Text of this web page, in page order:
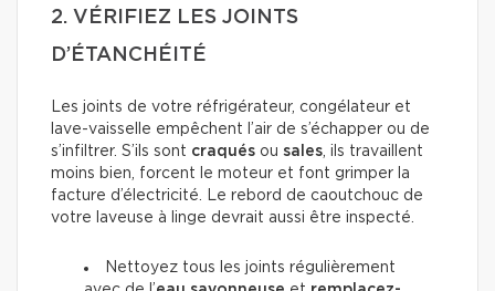
2. VÉRIFIEZ LES JOINTS
D’ÉTANCHÉITÉ
Les joints de votre réfrigérateur, congélateur et
lave-vaisselle empêchent l’air de s’échapper ou de
s’infiltrer. S’ils sont craqués ou sales, ils travaillent
moins bien, forcent le moteur et font grimper la
facture d’électricité. Le rebord de caoutchouc de
votre laveuse à linge devrait aussi être inspecté.
Nettoyez tous les joints régulièrement